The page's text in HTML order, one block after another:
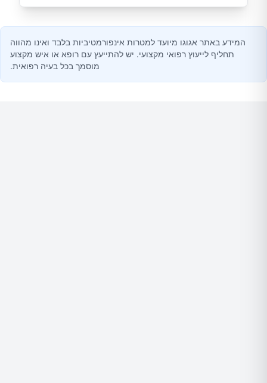
המידע באתר אגוגו מיועד למטרות אינפורמטיביות בלבד ואינו מהווה
תחליף לייעוץ רפואי מקצועי. יש להתייעץ עם רופא או איש מקצוע
מוסמך בכל בעיה רפואית.